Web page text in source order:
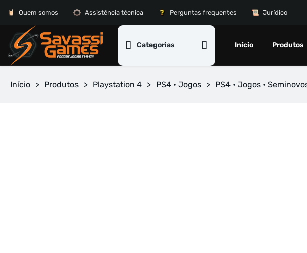
Quem somos Assistência técnica Perguntas frequentes Jurídico
Categorias Início Produtos
Início > Produtos > Playstation 4 > PS4 • Jogos > PS4 • Jogos •